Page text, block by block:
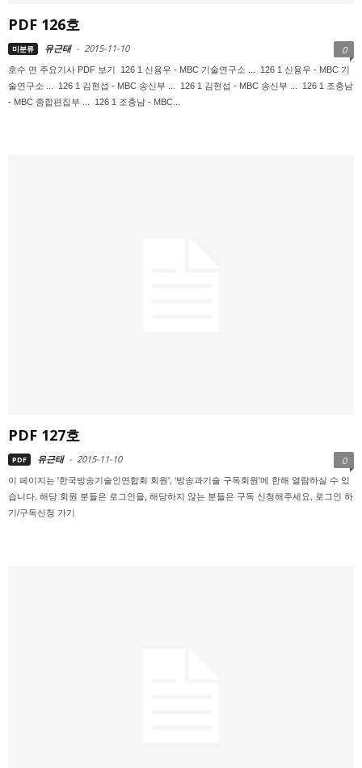
PDF 126호
미분류 유근태 - 2015-11-10 0
호수 면 주요기사 PDF 보기 126 1 신용우 - MBC 기술연구소 ... 126 1 신용우 - MBC 기
술연구소 ... 126 1 김현섭 - MBC 송신부 ... 126 1 김현섭 - MBC 송신부 ... 126 1 조충남
- MBC 종합편집부 ... 126 1 조충남 - MBC...
PDF 127호
PDF 유근태 - 2015-11-10 0
이 페이지는 '한국방송기술인연합회 회원', ‘방송과기술 구독회원'에 한해 열람하실 수 있
습니다. 해당 회원 분들은 로그인을, 해당하지 않는 분들은 구독 신청해주세요. 로그인 하
기/구독신청 가기